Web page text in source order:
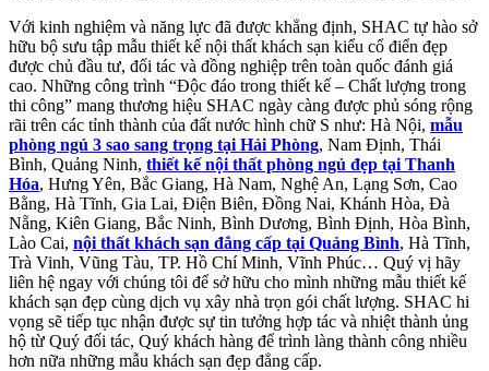
Với kinh nghiệm và năng lực đã được khẳng định, SHAC tự hào sở
hữu bộ sưu tập mẫu thiết kế nội thất khách sạn kiểu cổ điển đẹp
được chủ đầu tư, đối tác và đồng nghiệp trên toàn quốc đánh giá
cao. Những công trình “Độc đáo trong thiết kế – Chất lượng trong
thi công” mang thương hiệu SHAC ngày càng được phủ sóng rộng
rãi trên các tỉnh thành của đất nước hình chữ S như: Hà Nội, mẫu
phòng ngủ 3 sao sang trọng tại Hải Phòng, Nam Định, Thái
Bình, Quảng Ninh, thiết kế nội thất phòng ngủ đẹp tại Thanh
Hóa, Hưng Yên, Bắc Giang, Hà Nam, Nghệ An, Lạng Sơn, Cao
Bằng, Hà Tĩnh, Gia Lai, Điện Biên, Đồng Nai, Khánh Hòa, Đà
Nẵng, Kiên Giang, Bắc Ninh, Bình Dương, Bình Định, Hòa Bình,
Lào Cai, nội thất khách sạn đẳng cấp tại Quảng Bình, Hà Tĩnh,
Trà Vinh, Vũng Tàu, TP. Hồ Chí Minh, Vĩnh Phúc… Quý vị hãy
liên hệ ngay với chúng tôi để sở hữu cho mình những mẫu thiết kế
khách sạn đẹp cùng dịch vụ xây nhà trọn gói chất lượng. SHAC hi
vọng sẽ tiếp tục nhận được sự tin tưởng hợp tác và nhiệt thành ủng
hộ từ Quý đối tác, Quý khách hàng để trình làng thành công nhiều
hơn nữa những mẫu khách sạn đẹp đẳng cấp.